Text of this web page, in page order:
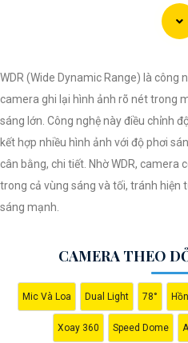
WDR (Wide Dynamic Range) là công
camera ghi lại hình ảnh rõ nét trong
sáng lớn. Công nghệ này điều chỉnh
kết hợp nhiều hình ảnh với độ phơi
cân bằng, chi tiết. Nhờ WDR, camera
trong cả vùng sáng và tối, tránh hiện
sáng mạnh.
CAMERA THEO
Mic Và Loa Dual Light 78°
Xoay 360 Speed Dome